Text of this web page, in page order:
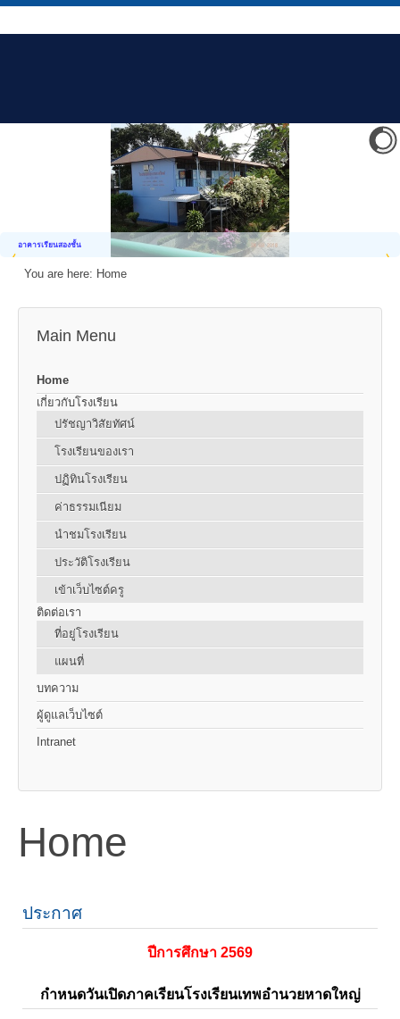
อาคารเรียนสองชั้น
You are here: Home
Main Menu
Home
เกี่ยวกับโรงเรียน
ปรัชญาวิสัยทัศน์
โรงเรียนของเรา
ปฏิทินโรงเรียน
ค่าธรรมเนียม
นำชมโรงเรียน
ประวัติโรงเรียน
เข้าเว็บไซต์ครู
ติดต่อเรา
ที่อยู่โรงเรียน
แผนที่
บทความ
ผู้ดูแลเว็บไซต์
Intranet
Home
ประกาศ
ปีการศึกษา 2569
กำหนดวันเปิดภาคเรียนโรงเรียนเทพอำนวยหาดใหญ่